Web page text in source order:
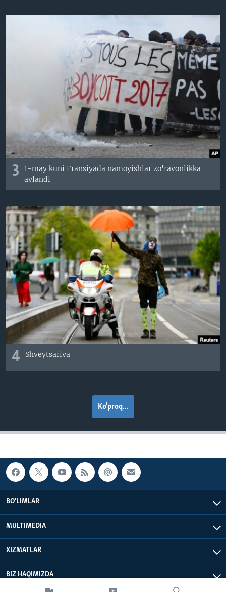
3
1-may kuni Fransiyada namoyishlar zo'ravonlikka
aylandi
4 Shveytsariya
Ko'proq...
BO'LIMLAR
MULTIMEDIA
XIZMATLAR
BIZ HAQIMIZDA